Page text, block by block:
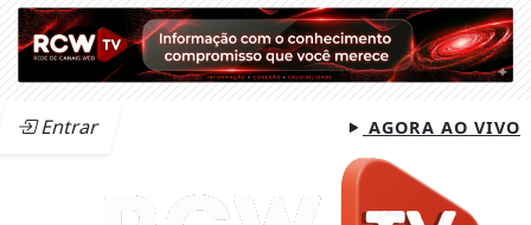
Entrar AGORA AO VIVO